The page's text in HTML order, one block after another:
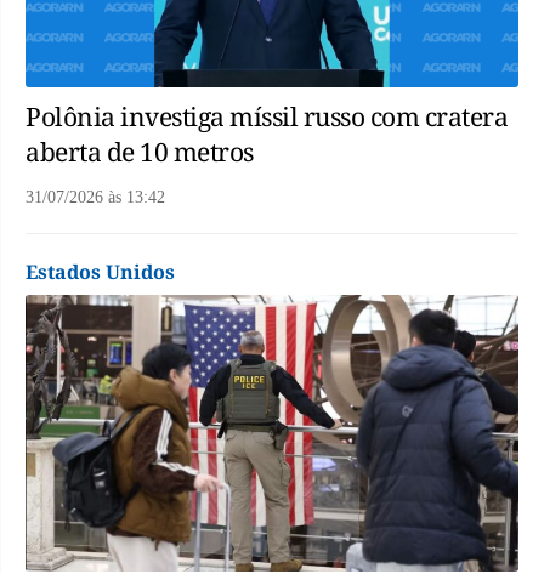
Polônia investiga míssil russo com cratera
aberta de 10 metros
31/07/2026 às 13:42
Estados Unidos